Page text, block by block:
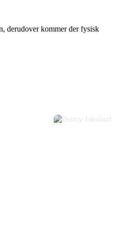
derudover kommer der fysisk